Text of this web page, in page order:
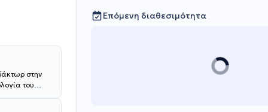
στην
του
Επόμενη διαθεσιμότητα